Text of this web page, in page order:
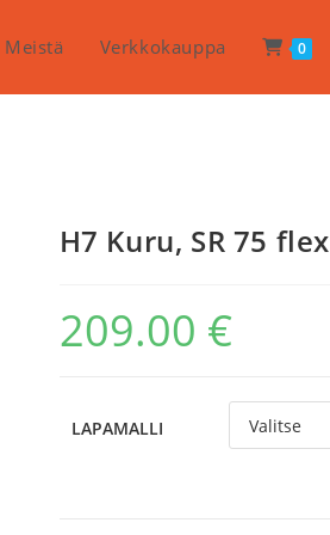
Verkkokauppa 0
H7 Kuru, SR 75 flex
209.00 €
LAPAMALLI